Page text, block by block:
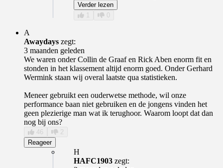
Verder lezen
1
0
A
Awaydays zegt:
3 maanden geleden
We waren onder Collin de Graaf en Rick Aben enorm fit en
stonden in het klassement altijd enorm goed. Onder Gerhard
Wermink staan wij overal laatste qua statistieken.
Meneer gebruikt een ouderwetse methode, wil onze
performance baan niet gebruiken en de jongens vinden het
geen plezierige man wat ik terughoor. Waarom loopt dat dan
nog bij ons?
46
2
Reageer
H
HAFC1903 zegt: